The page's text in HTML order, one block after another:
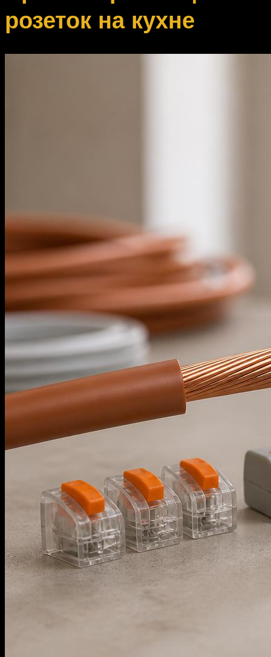
розеток на кухне